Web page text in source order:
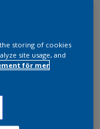
storing of cookies
site usage, and
för mer